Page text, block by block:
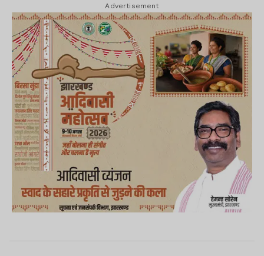
वर्तमान में रांची में लगातार न्यूज़ के साथ वर्तमान में क्राइम रिपोर्टर के
रूप में कार्यरत हूं.
Advertisement